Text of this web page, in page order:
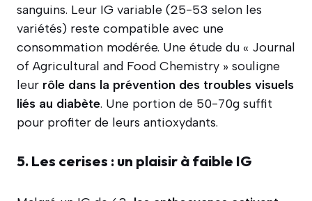
sanguins. Leur IG variable (25-53 selon les
variétés) reste compatible avec une
consommation modérée. Une étude du « Journal
of Agricultural and Food Chemistry » souligne
leur rôle dans la prévention des troubles visuels
liés au diabète. Une portion de 50-70g suffit
pour profiter de leurs antioxydants.
5. Les cerises : un plaisir à faible IG